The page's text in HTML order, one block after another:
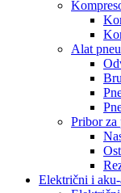
Alat
Pribor za
Električni i